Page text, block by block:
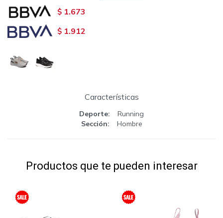
$ 1.673
$ 1.912
Características
Deporte
Running
Sección
Hombre
Productos que te pueden interesar